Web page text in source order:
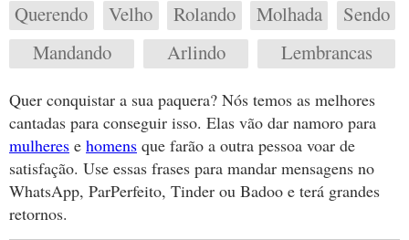
Querendo
Velho Rolando Molhada
Sendo
Mandando
Arlindo Lembrancas
Quer conquistar a sua paquera? Nós temos as melhores
cantadas para conseguir isso. Elas vão dar namoro para
mulheres e homens que farão a outra pessoa voar de
satisfação. Use essas frases para mandar mensagens no
WhatsApp, ParPerfeito, Tinder ou Badoo e terá grandes
retornos.